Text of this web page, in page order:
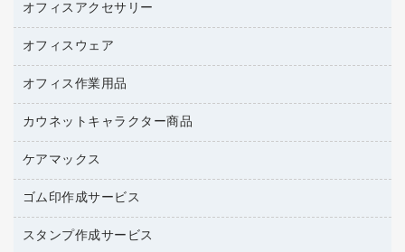
ファクシミリトナー
プリンタ用リボン
リサイクルトナー（プール方式）
リサイクルトナー（リターン方式）
ワープロリボン
互換インクカートリッジ
その他コピー用紙・プリンタ用紙
ハガキ用紙
ファクシミリ用紙
ラベル用紙
ワープロ用紙
帳票用紙／フォーム用紙
名刺用紙
医療・介護用品（食品・飲料・食添製品）
研究・環境管理用品
オフィスアクセサリー
オフィスアクセサリー
オフィスウェア
アウター
アクセサリー・その他
ブラウス・シャツ
医療・介護・ワーキングウェア
オフィス作業用品
ペット用品
結束用品
工場用品
梱包用テープ
カウネットキャラクター商品
カウネットキャラクター商品
ケアマックス
医療・介護用品（食品・飲料・食添製品）
管理医療機器
ゴム印作成サービス
ゴム印（フリーサイズ印）作成サービス
スタンプ作成サービス